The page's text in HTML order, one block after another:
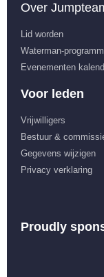
Over
Lid worden
Waterman-
Evenementen
Voor leden
Vrijwilligers
Bestuur &
Gegevens wijzigen
Privacy verklaring
Proudly